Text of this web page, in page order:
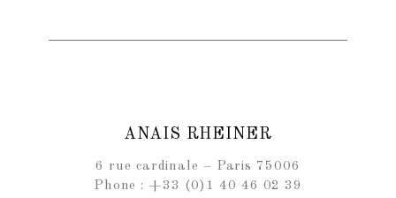
ANAIS RHEINER
6 rue cardinale – Paris 75006
Phone : +33 (0)1 40 46 02 39